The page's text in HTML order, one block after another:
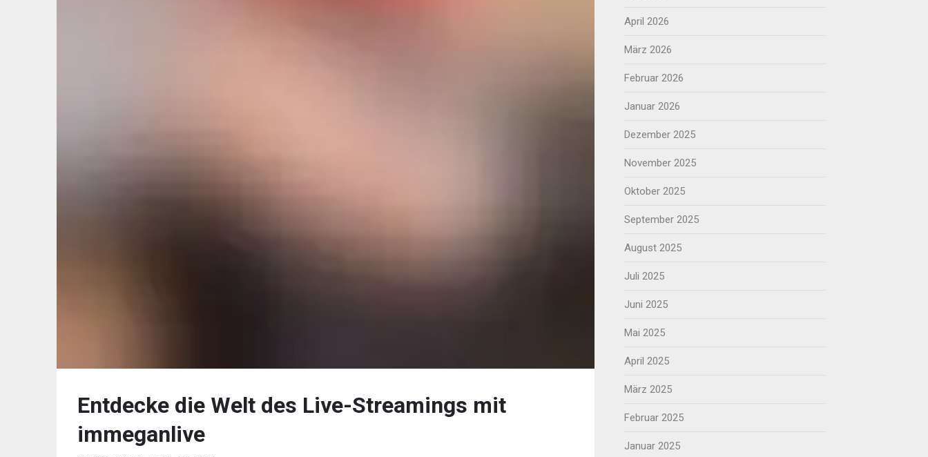
Entdecke die Welt des Live-Streamings mit
immeganlive
April 2026
März 2026
Februar 2026
Januar 2026
Dezember 2025
November 2025
Oktober 2025
September 2025
August 2025
Juli 2025
Juni 2025
Mai 2025
April 2025
März 2025
Februar 2025
Januar 2025